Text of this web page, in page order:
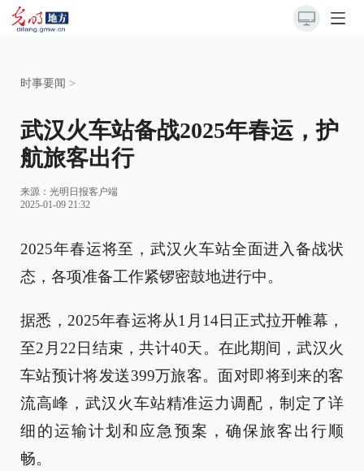
时事要闻 >
武汉火车站备战2025年春运，护
航旅客出行
来源： 光明日报客户端
2025-01-09 21:32
2025年春运将至，武汉火车站全面进入备战状
态，各项准备工作紧锣密鼓地进行中。
据悉，2025年春运将从1月14日正式拉开帷幕，
至2月22日结束，共计40天。在此期间，武汉火
车站预计将发送399万旅客。面对即将到来的客
流高峰，武汉火车站精准运力调配，制定了详
细的运输计划和应急预案，确保旅客出行顺
畅。